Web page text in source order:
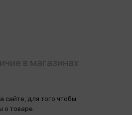
сайте, для того чтобы
о товаре.